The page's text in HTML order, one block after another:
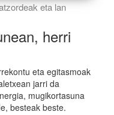
eta lan
herri
eta egitasmoak
jarri da
mugikortasuna
besteak beste.